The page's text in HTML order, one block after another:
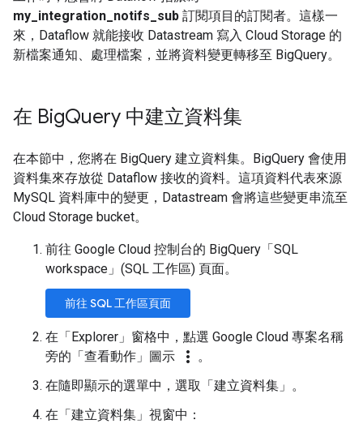
my_integration_notifs_sub 訂閱項目的訂閱者。這樣一
來，Dataflow 就能接收 Datastream 寫入 Cloud Storage 的
新檔案通知、處理檔案，並將資料變更轉移至 BigQuery。
在 BigQuery 中建立資料集
在本節中，您將在 BigQuery 建立資料集。BigQuery 會使用
資料集來存放從 Dataflow 接收的資料。這項資料代表來源
MySQL 資料庫中的變更，Datastream 會將這些變更串流至
Cloud Storage bucket。
前往 Google Cloud 控制台的 BigQuery「SQL
workspace」(SQL 工作區) 頁面。
前往 SQL 工作區頁面
在「Explorer」 窗格中，點選 Google Cloud 專案名稱
旁的「查看動作」 圖示 more_vert 。
在隨即顯示的選單中，選取「建立資料集」 。
在「建立資料集」 視窗中：